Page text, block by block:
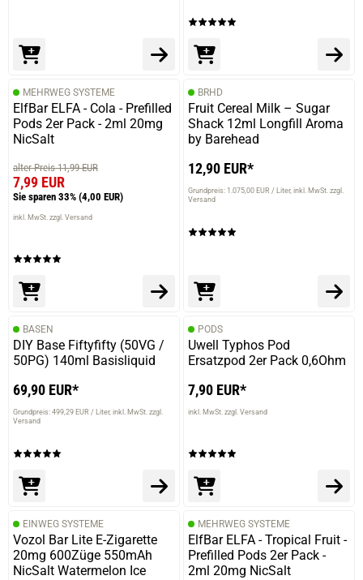
MEHRWEG SYSTEME
ElfBar ELFA - Cola - Prefilled
Pods 2er Pack - 2ml 20mg
NicSalt
alter Preis 11,99 EUR
7,99 EUR
Sie sparen 33% (4,00 EUR)
inkl. MwSt. zzgl. Versand
BRHD
Fruit Cereal Milk – Sugar
Shack 12ml Longfill Aroma
by Barehead
12,90 EUR*
Grundpreis: 1.075,00 EUR / Liter inkl. MwSt. zzgl.
Versand
BASEN
DIY Base Fiftyfifty (50VG /
50PG) 140ml Basisliquid
69,90 EUR*
Grundpreis: 499,29 EUR / Liter inkl. MwSt. zzgl.
Versand
PODS
Uwell Typhos Pod
Ersatzpod 2er Pack 0,6Ohm
7,90 EUR*
inkl. MwSt. zzgl. Versand
EINWEG SYSTEME
Vozol Bar Lite E-Zigarette
20mg 600Züge 550mAh
NicSalt Watermelon Ice
MEHRWEG SYSTEME
ElfBar ELFA - Tropical Fruit -
Prefilled Pods 2er Pack -
2ml 20mg NicSalt